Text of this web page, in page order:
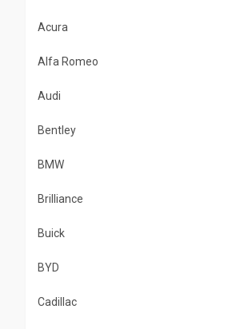
Acura
Alfa Romeo
Audi
Bentley
BMW
Brilliance
Buick
BYD
Cadillac